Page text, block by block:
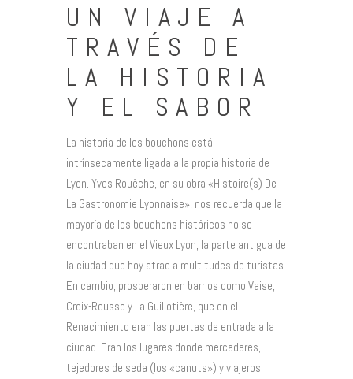
UN VIAJE A
TRAVÉS DE
LA HISTORIA
Y EL SABOR
La historia de los bouchons está
intrínsecamente ligada a la propia historia de
Lyon. Yves Rouèche, en su obra «Histoire(s) De
La Gastronomie Lyonnaise», nos recuerda que la
mayoría de los bouchons históricos no se
encontraban en el Vieux Lyon, la parte antigua de
la ciudad que hoy atrae a multitudes de turistas.
En cambio, prosperaron en barrios como Vaise,
Croix-Rousse y La Guillotière, que en el
Renacimiento eran las puertas de entrada a la
ciudad. Eran los lugares donde mercaderes,
tejedores de seda (los «canuts») y viajeros